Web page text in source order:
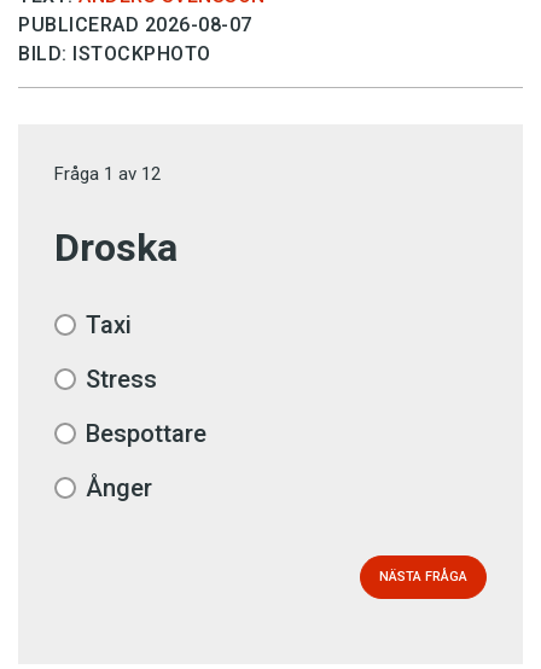
PUBLICERAD 2026-08-07
BILD: ISTOCKPHOTO
Fråga 1 av 12
Droska
Taxi
Stress
Bespottare
Ånger
NÄSTA FRÅGA